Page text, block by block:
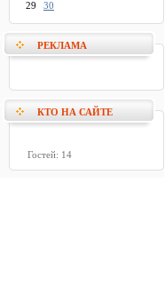
29
30
РЕКЛАМА
КТО НА САЙТЕ
Гостей: 14